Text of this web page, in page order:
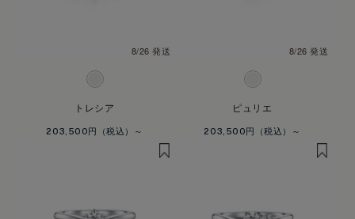
8/26 発送
トレシア
203,500円
8/26 発送
ピュリエ
203,500円